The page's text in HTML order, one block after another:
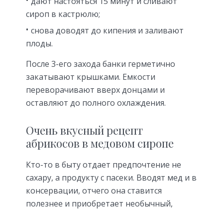
сироп в кастрюлю;
снова доводят до кипения и заливают
плоды.
После 3-его захода банки герметично
закатывают крышками. Емкости
переворачивают вверх донцами и
оставляют до полного охлаждения.
Очень вкусный рецепт
абрикосов в медовом сиропе
Кто-то в быту отдает предпочтение не
сахару, а продукту с пасеки. Вводят мед и в
консервации, отчего она ставится
полезнее и приобретает необычный,